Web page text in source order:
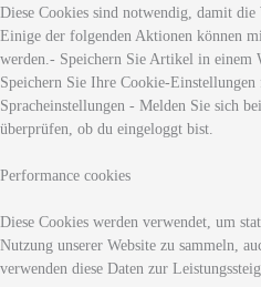
Diese Cookies sind notwendig, damit
Einige der folgenden Aktionen können
werden.- Speichern Sie Artikel in einem
Speichern Sie Ihre Cookie-
Spracheinstellungen - Melden Sie sich
überprüfen, ob du eingeloggt bist.
Performance cookies
Diese Cookies werden verwendet, um
Nutzung unserer Website zu sammeln,
verwenden diese Daten zur